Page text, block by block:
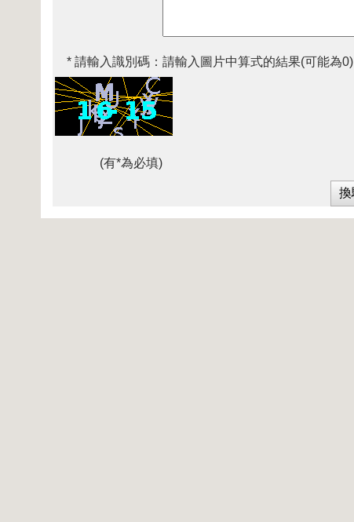
* 請輸入識別碼： 請輸入圖片中算式的結果(可能為0)
(有*為必填)